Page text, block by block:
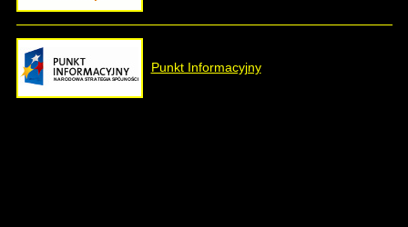
Punkt Informacyjny